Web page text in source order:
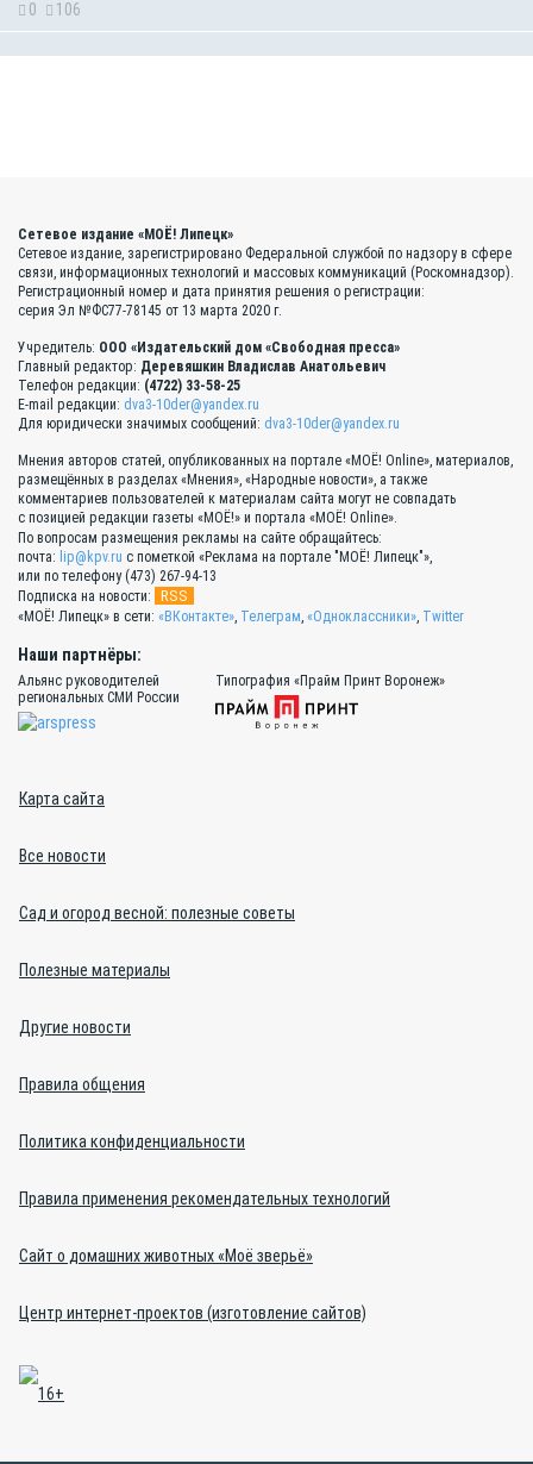
0 106
Сетевое издание «МОЁ! Липецк»
Сетевое издание, зарегистрировано Федеральной службой по надзору в сфере
связи, информационных технологий и массовых коммуникаций (Роскомнадзор).
Регистрационный номер и дата принятия решения о регистрации:
серия Эл №ФС77-78145 от 13 марта 2020 г.
Учредитель: ООО «Издательский дом «Свободная пресса»
Главный редактор: Деревяшкин Владислав Анатольевич
Телефон редакции: (4722) 33-58-25
E-mail редакции: dva3-10der@yandex.ru
Для юридически значимых сообщений: dva3-10der@yandex.ru
Мнения авторов статей, опубликованных на портале «МОЁ! Online», материалов,
размещённых в разделах «Мнения», «Народные новости», а также
комментариев пользователей к материалам сайта могут не совпадать
с позицией редакции газеты «МОЁ!» и портала «МОЁ! Online».
По вопросам размещения рекламы на сайте обращайтесь:
почта: lip@kpv.ru с пометкой «Реклама на портале "МОЁ! Липецк"»,
или по телефону (473) 267-94-13
Подписка на новости:
RSS
«МОЁ! Липецк» в сети: «ВКонтакте», Телеграм, «Одноклассники», Twitter
Наши партнёры:
Альянс руководителей
региональных СМИ России
Типография «Прайм Принт Воронеж»
Карта сайта
Все новости
Сад и огород весной: полезные советы
Полезные материалы
Другие новости
Правила общения
Политика конфиденциальности
Правила применения рекомендательных технологий
Сайт о домашних животных «Моё зверьё»
Центр интернет-проектов (изготовление сайтов)